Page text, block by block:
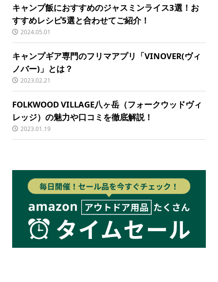
キャンプ飯におすすめのジャスミンライス3選！お
すすめレシピ5選と合わせてご紹介！
2024.05.01
キャンプギア専門のフリマアプリ「VINOVER(ヴィ
ノバー)」とは？
2023.02.21
FOLKWOOD VILLAGE八ヶ岳（フォークウッドヴィ
レッジ）の魅力や口コミを徹底解説！
2023.01.19